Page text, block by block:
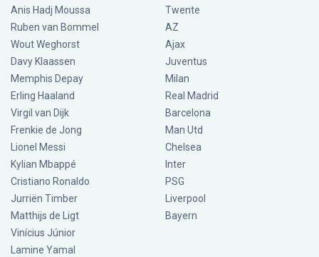
Anis Hadj Moussa
Ruben van Bommel
Wout Weghorst
Davy Klaassen
Memphis Depay
Erling Haaland
Virgil van Dijk
Frenkie de Jong
Lionel Messi
Kylian Mbappé
Cristiano Ronaldo
Jurriën Timber
Matthijs de Ligt
Vinícius Júnior
Lamine Yamal
Twente
AZ
Ajax
Juventus
Milan
Real Madrid
Barcelona
Man Utd
Chelsea
Inter
PSG
Liverpool
Bayern